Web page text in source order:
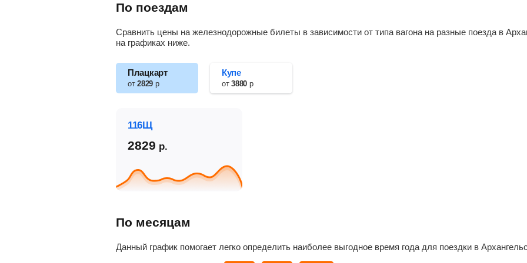
По поездам
Сравнить цены на железнодорожные билеты в зависимости от типа вагона на разные поезда в
на графиках ниже.
Плацкарт
от2829р
Купе
от3880р
116Щ
2829 р.
По месяцам
Данный график помогает легко определить наиболее выгодное время года для поездки в